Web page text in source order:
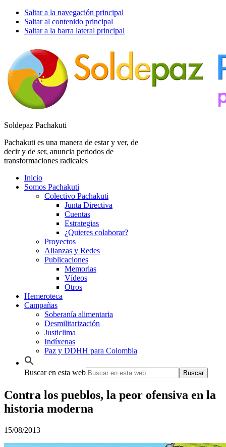
Saltar a la navegación principal
Saltar al contenido principal
Saltar a la barra lateral principal
Soldepaz Pachakuti
Pachakuti es una manera de estar y ver, de
decir y de ser, anuncia periodos de
transformaciones radicales
Inicio
Somos Pachakuti
Colectivo Pachakuti
Junta Directiva
Cuentas
Estrategias
¿Quieres colaborar?
Proyectos
Alianzas y Redes
Publicaciones
Memorias
Vídeos
Otros
Hemeroteca
Campañas
Soberanía alimentaria
Desmilitarización
Justiclima
Indíxenas
Paz y DDHH para Colombia
Buscar en esta web
Contra los pueblos, la peor ofensiva en la
historia moderna
15/08/2013